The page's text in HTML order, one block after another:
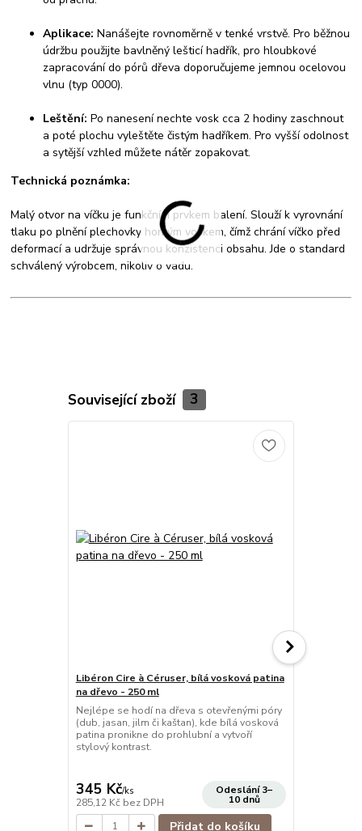
Aplikace: Nanášejte rovnoměrně v tenké vrstvě. Pro běžnou
údržbu použijte bavlněný lešticí hadřík, pro hloubkové
zapracování do pórů dřeva doporučujeme jemnou ocelovou
vlnu (typ 0000).
Leštění: Po nanesení nechte vosk cca 2 hodiny zaschnout
a poté plochu vyleštěte čistým hadříkem. Pro vyšší odolnost
a sytější vzhled můžete nátěr zopakovat.
Technická poznámka:
Malý otvor na víčku je funkčním prvkem balení. Slouží k vyrovnání
tlaku po plnění plechovky horkým voskem, čímž chrání víčko před
deformací a udržuje správnou konzistenci obsahu. Jde o standard
schválený výrobcem, nikoliv o vadu.
Související zboží 3
Libéron Cire à Céruser, bílá vosková patina
na dřevo - 250 ml
Nejlépe se hodí na dřeva s otevřenými póry
(dub, jasan, jilm či kaštan), kde bílá vosková
patina pronikne do prohlubní a vytvoří
stylový kontrast.
345 Kč/ks
285,12 Kč bez DPH
Odeslání 3–
10 dnů
Přidat do košíku